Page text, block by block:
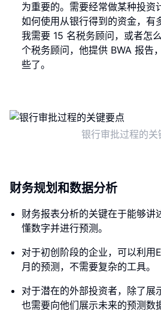
为重要的。需要经常做某种投资
如何使用从银行得到的资金，有
我需要 15 名税务顾问，或者怎
个税务顾问，他提供 BWA 报告
些了。
银行审批过程的关
财务规划和数据分析
财务报表分析的关键在于能够讲
懂数字并进行预测。
对于初创阶段的企业，可以利用
月的预测，不需要复杂的工具。
对于潜在的外部投资者，除了展
也需要向他们展示未来的预测数